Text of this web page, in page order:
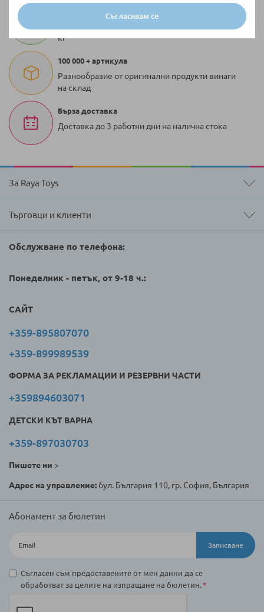
Съгласявам се
За поръчки над 51,13 € / 100,00 лв. с тегло до 10
кг
100 000 + артикула
Разнообразие от оригинални продукти винаги
на склад
Бърза доставка
Доставка до 3 работни дни на налична стока
За Raya Toys
Търговци и клиенти
Обслужване по телефона:
Понеделник - петък, от 9-18 ч.:
САЙТ
+359-895807070
+359-899989539
ФОРМА ЗА РЕКЛАМАЦИИ И РЕЗЕРВНИ ЧАСТИ
+359894603071
ДЕТСКИ КЪТ ВАРНА
+359-897030703
Пишете ни >
Адрес на управление:бул. България 110, гр. София, България
Абонамент за бюлетин
Записване
Съгласен съм предоставените от мен данни да се
обработват за целите на изпращане на бюлетин.